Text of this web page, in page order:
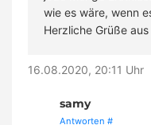
wie es wäre, wenn
Herzliche Grüße
16.08.2020, 20:11 Uhr
samy
Antworten #